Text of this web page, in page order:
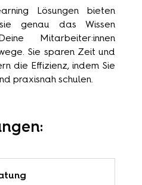
Lösungen bieten
genau das Wissen
Mitarbeiter:innen
Sie sparen Zeit und
die Effizienz, indem Sie
praxisnah schulen.